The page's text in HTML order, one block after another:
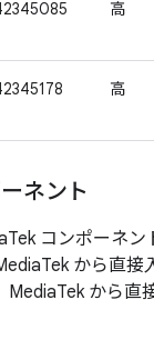
高
高
ネント
コンポーネン
から直接
から直